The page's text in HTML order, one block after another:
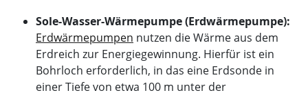
Sole-Wasser-Wärmepumpe (Erdwärmepumpe):
Erdwärmepumpen nutzen die Wärme aus dem
Erdreich zur Energiegewinnung. Hierfür ist ein
Bohrloch erforderlich, in das eine Erdsonde in
einer Tiefe von etwa 100 m unter der